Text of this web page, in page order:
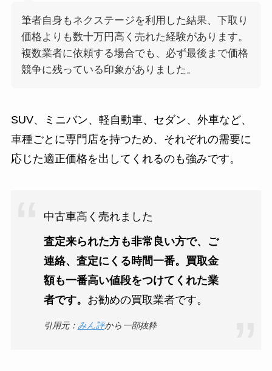
筆者自身もネクステージを利用した結果、下取り
価格よりも数十万円高く売れた経験があります。
複数業者に依頼する場合でも、必ず最後まで価格
競争に残っている印象がありました。
SUV、ミニバン、軽自動車、セダン、外車など、
車種ごとに専門店を持つため、それぞれの需要に
応じた適正価格を出してくれるのも強みです。
中古車高く売れました
査定来られた方も非常良い方で、ご
連絡、査定にくる時間一番。買取金
額も一番高い値段をつけてくれた業
者です。 お勧めの買取業者です。
引用元： みん評から一部抜粋